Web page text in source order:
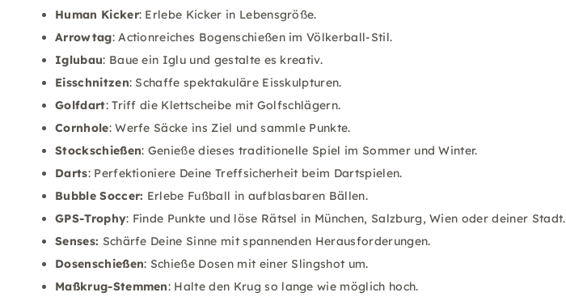
Human Kicker: Erlebe Kicker in Lebensgröße.
Arrowtag: Actionreiches Bogenschießen im Völkerball-Stil.
Iglubau: Baue ein Iglu und gestalte es kreativ.
Eisschnitzen: Schaffe spektakuläre Eisskulpturen.
Golfdart: Triff die Klettscheibe mit Golfschlägern.
Cornhole: Werfe Säcke ins Ziel und sammle Punkte.
Stockschießen: Genieße dieses traditionelle Spiel im Sommer und Winter.
Darts: Perfektioniere Deine Treffsicherheit beim Dartspielen.
Bubble Soccer: Erlebe Fußball in aufblasbaren Bällen.
GPS-Trophy: Finde Punkte und löse Rätsel in München, Salzburg, Wien oder deiner Stadt.
Senses: Schärfe Deine Sinne mit spannenden Herausforderungen.
Dosenschießen: Schieße Dosen mit einer Slingshot um.
Maßkrug-Stemmen: Halte den Krug so lange wie möglich hoch.